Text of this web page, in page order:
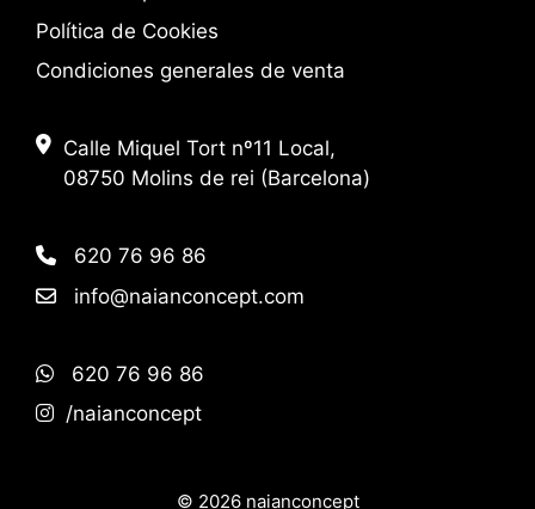
Política de Cookies
Condiciones generales de venta
Calle Miquel Tort nº11 Local,
08750 Molins de rei (Barcelona)
620 76 96 86
info@naianconcept.com
620 76 96 86
/naianconcept
© 2026 naianconcept